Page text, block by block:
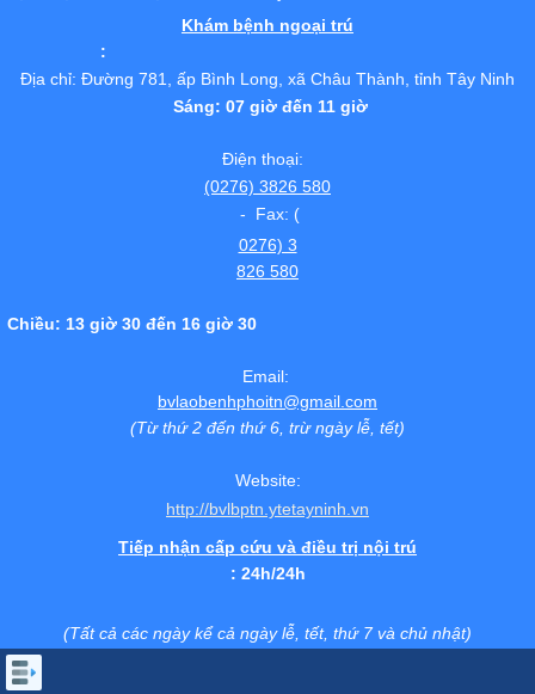
Khám bệnh ngoại trú
:
Địa chỉ: Đường 781, ấp Bình Long, xã Châu Thành, tỉnh Tây Ninh
Sáng: 07 giờ đến 11 giờ
Điện thoại:
(0276) 3826 580
- Fax: (
0276) 3
826 580
Chiều: 13 giờ 30 đến 16 giờ 30
Email:
bvlaobenhphoitn@gmail.com
(Từ thứ 2 đến thứ 6, trừ ngày lễ, tết)
Website:
http://bvlbptn.ytetayninh.vn
Tiếp nhận cấp cứu và điều trị nội trú
: 24h/24h
(Tất cả các ngày kể cả ngày lễ, tết, thứ 7 và chủ nhật)